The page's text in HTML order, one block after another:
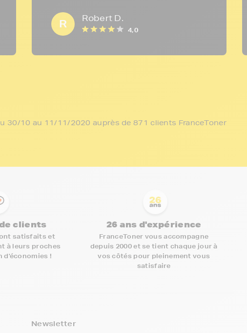
R Robert D.
4,0
30/10 au 11/11/2020 auprès de 871 clients FranceToner
de clients
satisfaits et
à leurs proches
d'économies !
26 ans d'expérience
FranceToner vous accompagne
depuis 2000 et se tient chaque jour à
vos côtés pour pleinement vous
satisfaire
Newsletter